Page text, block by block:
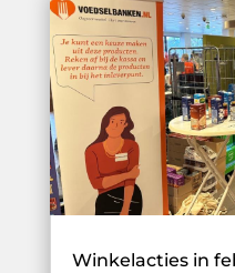
Winkelacties in